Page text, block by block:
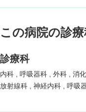
この病院の診
診療科
内科 呼吸器科 外科 消
放射線科
神経内科 呼吸